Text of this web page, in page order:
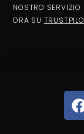
NOSTRO
ORA SU